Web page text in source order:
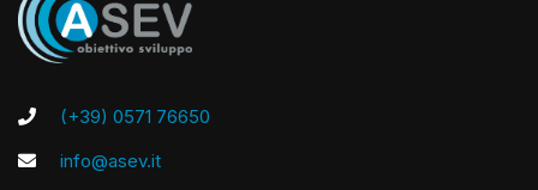
(+39) 0571 76650
info@asev.it